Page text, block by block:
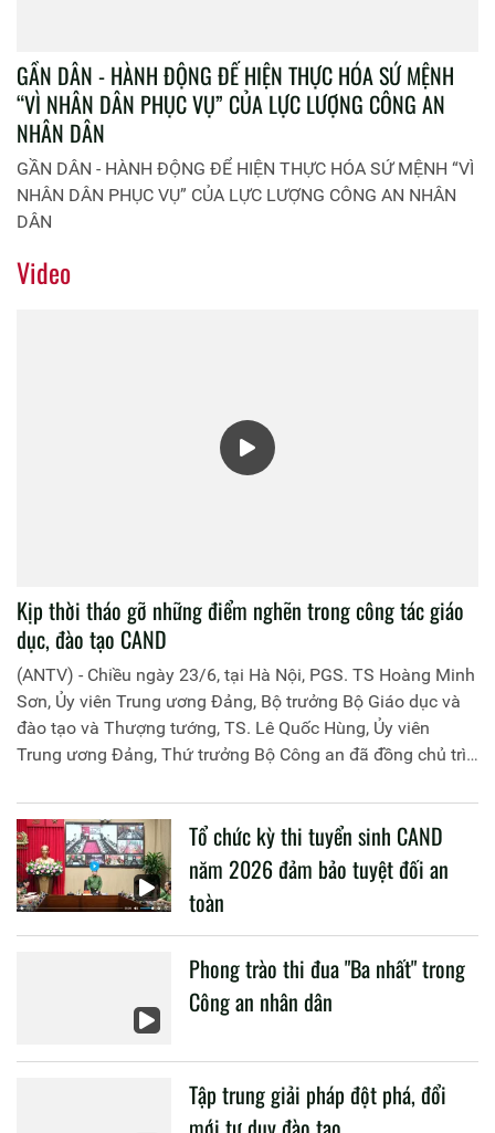
GẦN DÂN - HÀNH ĐỘNG ĐỂ HIỆN THỰC HÓA SỨ MỆNH
“VÌ NHÂN DÂN PHỤC VỤ” CỦA LỰC LƯỢNG CÔNG AN
NHÂN DÂN
GẦN DÂN - HÀNH ĐỘNG ĐỂ HIỆN THỰC HÓA SỨ MỆNH “VÌ
NHÂN DÂN PHỤC VỤ” CỦA LỰC LƯỢNG CÔNG AN NHÂN
DÂN
Video
Kịp thời tháo gỡ những điểm nghẽn trong công tác giáo
dục, đào tạo CAND
(ANTV) - Chiều ngày 23/6, tại Hà Nội, PGS. TS Hoàng Minh
Sơn, Ủy viên Trung ương Đảng, Bộ trưởng Bộ Giáo dục và
đào tạo và Thượng tướng, TS. Lê Quốc Hùng, Ủy viên
Trung ương Đảng, Thứ trưởng Bộ Công an đã đồng chủ trì
liên quan đến công tác giáo dục và đào tạo của lực lượng
CAND.
Tổ chức kỳ thi tuyển sinh CAND
năm 2026 đảm bảo tuyệt đối an
toàn
Phong trào thi đua "Ba nhất" trong
Công an nhân dân
Tập trung giải pháp đột phá, đổi